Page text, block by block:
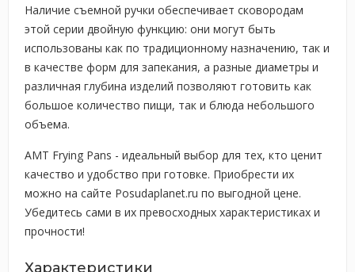
Наличие съемной ручки обеспечивает сковородам
этой серии двойную функцию: они могут быть
использованы как по традиционному назначению, так и
в качестве форм для запекания, а разные диаметры и
различная глубина изделий позволяют готовить как
большое количество пищи, так и блюда небольшого
объема.
AMT Frying Pans - идеальный выбор для тех, кто ценит
качество и удобство при готовке. Приобрести их
можно на сайте Posudaplanet.ru по выгодной цене.
Убедитесь сами в их превосходных характеристиках и
прочности!
Характеристики